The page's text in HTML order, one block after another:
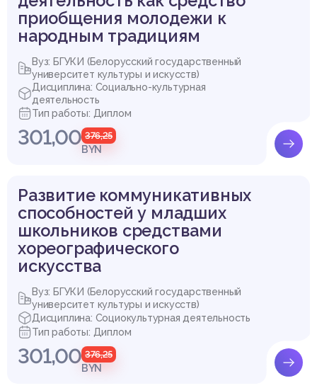
приобщения молодежи к
народным традициям
Вуз: БГУКИ (Белорусский государственный
университет культуры и искусств)
Дисциплина: Социально-культурная
деятельность
Тип работы: Диплом
301,00 376,25
BYN
Развитие коммуникативных
способностей у младших
школьников средствами
хореографического
искусства
Вуз: БГУКИ (Белорусский государственный
университет культуры и искусств)
Дисциплина: Социокультурная деятельность
Тип работы: Диплом
301,00 376,25
BYN